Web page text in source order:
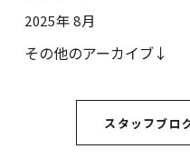
2025年 8月
その他のアーカイブ↓
スタッフブ